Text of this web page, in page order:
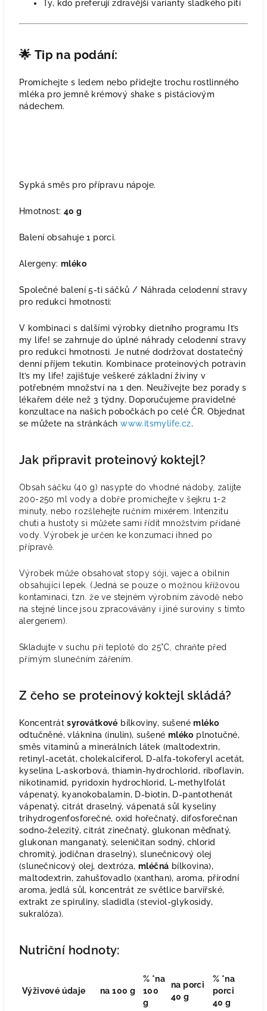
Ty, kdo preferují zdravější varianty sladkého pití
🌟 Tip na podání:
Promíchejte s ledem nebo přidejte trochu rostlinného
mléka pro jemně krémový shake s pistáciovým
nádechem.
Sypká směs pro přípravu nápoje.
Hmotnost: 40 g
Balení obsahuje 1 porci.
Alergeny: mléko
Společné balení 5-ti sáčků / Náhrada celodenní stravy
pro redukci hmotnosti:
V kombinaci s dalšími výrobky dietního programu It’s
my life! se zahrnuje do úplné náhrady celodenní stravy
pro redukci hmotnosti. Je nutné dodržovat dostatečný
denní příjem tekutin. Kombinace proteinových potravin
It’s my life! zajišťuje veškeré základní živiny v
potřebném množství na 1 den. Neužívejte bez porady s
lékařem déle než 3 týdny. Doporučujeme pravidelné
konzultace na našich pobočkách po celé ČR. Objednat
se můžete na stránkáchwww.itsmylife.cz.
Jak připravit proteinový koktejl?
Obsah sáčku (40 g) nasypte do vhodné nádoby, zalijte
200-250 ml vody a dobře promíchejte v šejkru 1-2
minuty, nebo rozšlehejte ručním mixérem. Intenzitu
chuti a hustoty si můžete sami řídit množstvím přidané
vody. Výrobek je určen ke konzumaci ihned po
přípravě.
Výrobek může obsahovat stopy sóji, vajec a obilnin
obsahující lepek. (Jedná se pouze o možnou křížovou
kontaminaci, tzn. že ve stejném výrobním závodě nebo
na stejné lince jsou zpracovávány i jiné suroviny s tímto
alergenem).
Skladujte v suchu při teplotě do 25°C, chraňte před
přímým slunečním zářením.
Z čeho se proteinový koktejl skládá?
Koncentrátsyrovátkové bílkoviny, sušenémléko
odtučněné, vláknina (inulin), sušené mléko plnotučné,
směs vitaminů a minerálních látek (maltodextrin,
retinyl-acetát, cholekalciferol, D-alfa-tokoferyl acetát,
kyselina L-askorbová, thiamin-hydrochlorid, riboflavin,
nikotinamid, pyridoxin hydrochlorid, L-methylfolát
vápenatý, kyanokobalamin, D-biotin, D-pantothenát
vápenatý, citrát draselný, vápenatá sůl kyseliny
trihydrogenfosforečné, oxid hořečnatý, difosforečnan
sodno-železitý, citrát zinečnatý, glukonan měďnatý,
glukonan manganatý, seleničitan sodný, chlorid
chromitý, jodičnan draselný), slunečnicový olej
(slunečnicový olej, dextróza, mléčná bílkovina),
maltodextrin, zahušťovadlo (xanthan), aroma, přírodní
aroma, jedlá sůl, koncentrát ze světlice barvířské,
extrakt ze spiruliny, sladidla (steviol-glykosidy,
sukralóza).
Nutriční hodnoty:
Výživové údaje na 100 g
% *na
100
g
na porci
40 g
% *na
porci
40 g